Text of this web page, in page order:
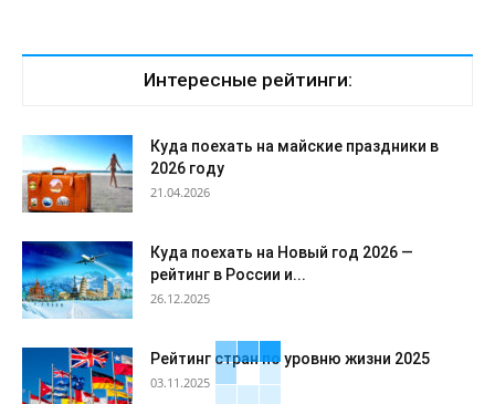
Интересные рейтинги:
Куда поехать на майские праздники в
2026 году
21.04.2026
Куда поехать на Новый год 2026 —
рейтинг в России и...
26.12.2025
Рейтинг стран по уровню жизни 2025
03.11.2025